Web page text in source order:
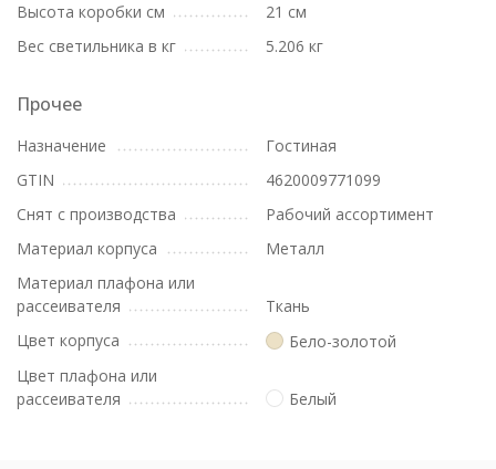
Высота коробки см
21 см
Вес светильника в кг
5.206 кг
Прочее
Назначение
Гостиная
GTIN
4620009771099
Снят с производства
Рабочий ассортимент
Материал корпуса
Металл
Материал плафона или
рассеивателя
Ткань
Цвет корпуса
Бело-золотой
Цвет плафона или
рассеивателя
Белый